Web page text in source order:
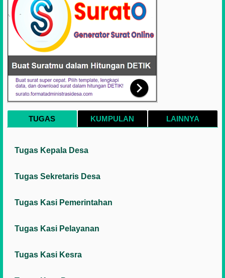
TUGAS KUMPULAN LAINNYA
Tugas Kepala Desa
Tugas Sekretaris Desa
Tugas Kasi Pemerintahan
Tugas Kasi Pelayanan
Tugas Kasi Kesra